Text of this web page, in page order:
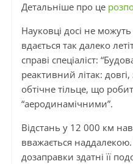
Детальніше про це
Науковці досі не
вдається так далеко
справі спеціаліст:
реактивний літак:
обтічне тільце, що
“аеродинамічними”.
Відстань у 12 000 км
вважається наддалекою.
дозаправки здатні її